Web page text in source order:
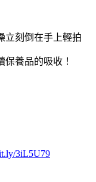
立刻倒在手上輕拍
養品的吸收！
3iL5U79